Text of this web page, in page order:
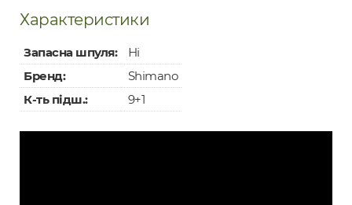
Характеристики
Запасна шпуля:
Ні
Бренд:
Shimano
К-ть підш.:
9+1